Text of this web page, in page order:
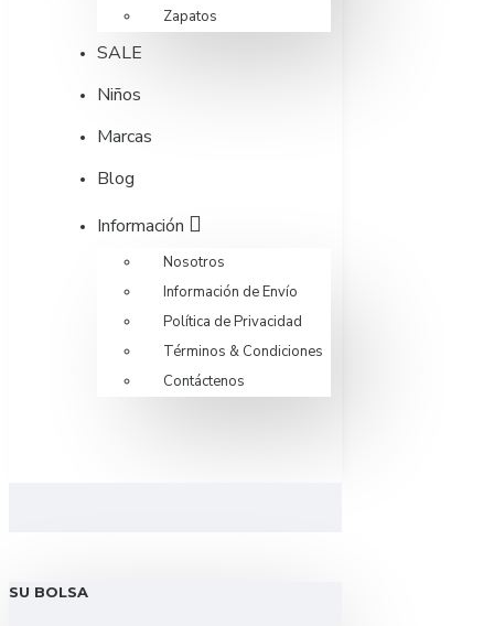
Zapatos
SALE
Niños
Marcas
Blog
Información
Nosotros
Información de Envío
Política de Privacidad
Términos & Condiciones
Contáctenos
SU BOLSA